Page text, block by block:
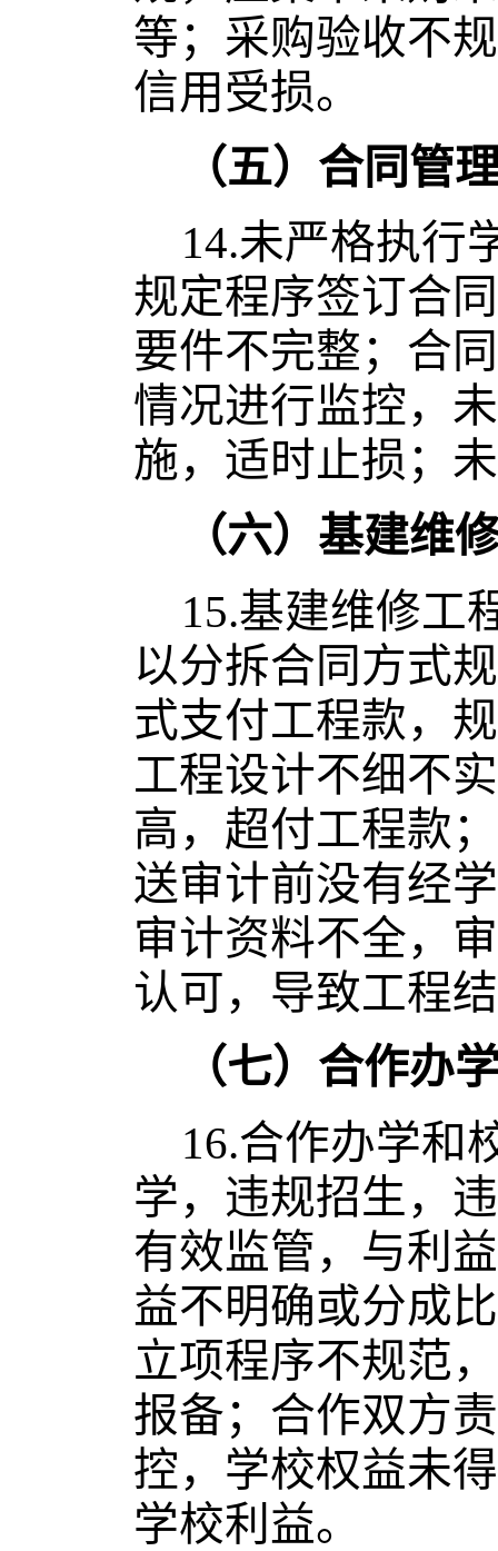
等；采购验收不
信用受损。
（五）合同管
14.未严格执行
规定程序签订合
要件不完整；合
情况进行监控，
施，适时止损；
（六）基建维
15.基建维修工
以分拆合同方式
式支付工程款，
工程设计不细不
高，超付工程款
送审计前没有经
审计资料不全，
认可，导致工程
（七）合作办
16.合作办学和
学，违规招生，
有效监管，与利
益不明确或分成
立项程序不规范
报备；合作双方
控，学校权益未
学校利益。